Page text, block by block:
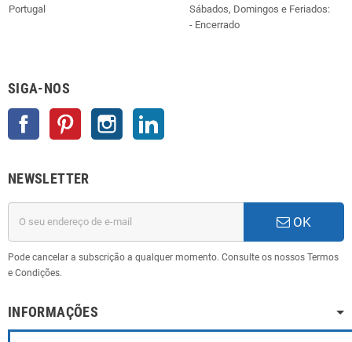
Portugal
Sábados, Domingos e Feriados:
- Encerrado
SIGA-NOS
Facebook Pinterest Instagram
NEWSLETTER
OK
Pode cancelar a subscrição a qualquer momento. Consulte os nossos Termos
e Condições.
INFORMAÇÕES